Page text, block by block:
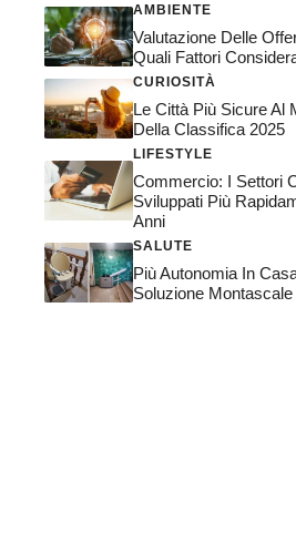
AMBIENTE
Valutazione Delle
Quali Fattori
CURIOSITÀ
Le Città Più Sicure Al
Della Classifica 2025
LIFESTYLE
Commercio: I Settori
Sviluppati Più
Anni
SALUTE
Più Autonomia In
Soluzione Montascale